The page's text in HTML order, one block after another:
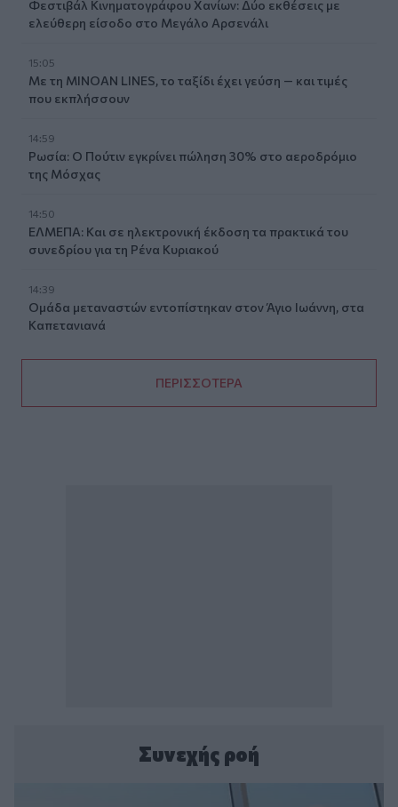
Φεστιβάλ Κινηματογράφου Χανίων: Δύο εκθέσεις με
ελεύθερη είσοδο στο Μεγάλο Αρσενάλι
15:05
Με τη MINOAN LINES, το ταξίδι έχει γεύση — και τιμές
που εκπλήσσουν
14:59
Ρωσία: Ο Πούτιν εγκρίνει πώληση 30% στο αεροδρόμιο
της Μόσχας
14:50
ΕΛΜΕΠΑ: Και σε ηλεκτρονική έκδοση τα πρακτικά του
συνεδρίου για τη Ρένα Κυριακού
14:39
Ομάδα μεταναστών εντοπίστηκαν στον Άγιο Ιωάννη, στα
Καπετανιανά
ΠΕΡΙΣΣΟΤΕΡΑ
Συνεχής ροή